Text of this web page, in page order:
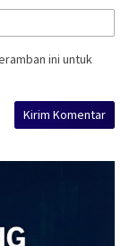
ini untuk